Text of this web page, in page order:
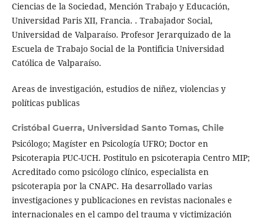
Ciencias de la Sociedad, Mención Trabajo y Educación,
Universidad Paris XII, Francia. . Trabajador Social,
Universidad de Valparaíso. Profesor Jerarquizado de la
Escuela de Trabajo Social de la Pontificia Universidad
Católica de Valparaíso.
Areas de investigación, estudios de niñez, violencias y
políticas publicas
Cristóbal Guerra, Universidad Santo Tomas, Chile
Psicólogo; Magíster en Psicología UFRO; Doctor en
Psicoterapia PUC-UCH. Postitulo en psicoterapia Centro MIP;
Acreditado como psicólogo clínico, especialista en
psicoterapia por la CNAPC. Ha desarrollado varias
investigaciones y publicaciones en revistas nacionales e
internacionales en el campo del trauma y victimización